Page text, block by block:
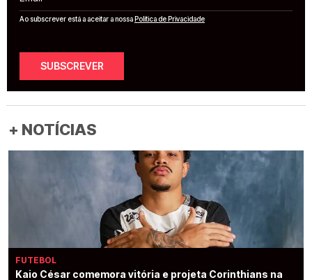
Ao subscrever está a aceitar a nossaPolítica de Privacidade
SUBSCREVER
+ NOTÍCIAS
FUTEBOL
Kaio César comemora vitória e projeta Corinthians na